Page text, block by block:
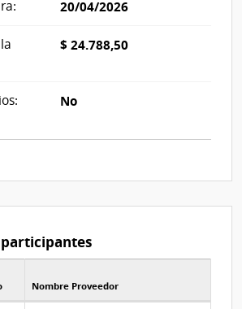
20/04/2026
$ 24.788,50
No
Nombre Proveedor